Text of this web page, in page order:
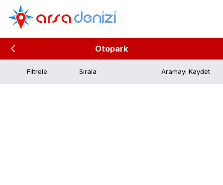
Otopark
Filtrele Aramayı Kaydet